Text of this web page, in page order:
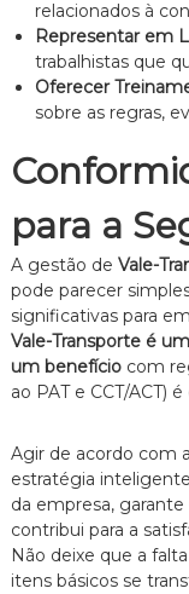
relacionados à
Representar em
trabalhistas que
Oferecer
sobre as regras,
para a
A gestão de Vale-
pode parecer
significativas para
Vale-Transporte é
um benefíciocom
ao PAT e CCT/ACT)
Agir de acordo com
estratégia
da empresa,
contribui para a
Não deixe que a
itens básicos se